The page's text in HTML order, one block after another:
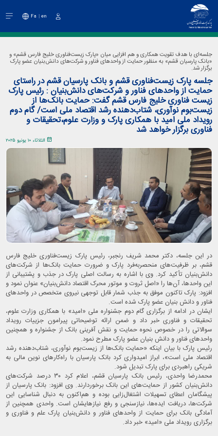
Fa en
جلسه‌ای با هدف تقویت همکاری و هم افزایی میان «پارک زیست‌فناوری خلیج فارس قشم» و
«بانک پارسیان قشم» به منظور حمایت از واحدهای فناور و شرکت‌های دانش‌بنیان عضو پارک
برگزار شد.
جلسه پارک زیست‌فناوری قشم و بانک پارسیان قشم در راستای
حمایت از واحدهای فناور و شرکت‌های دانش‌بنیان : رئیس پارک
زیست فناوری خلیج فارس قشم گفت: حمایت بانک‌ها از
زیست‌بوم نوآوری، شتاب‌دهنده رشد اقتصاد ملی است/ گام دوم
رویداد ملی امید با همکاری پارک و وزارت علوم،تحقیقات و
فناوری برگزار خواهد شد
الثلاثاء ١٠ يونيو ٢٠٢٥
در این جلسه، دکتر محمد شریف رنجبر، رئیس پارک زیست‌فناوری خلیج فارس
قشم، بر ظرفیت‌های منحصربه‌فرد پارک و ضرورت حمایت بانک‌ها از شرکت‌های
دانش‌بنیان تأکید کرد. وی با اشاره به رسالت اصلی پارک در جذب و پشتیبانی از
این واحدها، آن‌ها را «اصل ثروت و موتور محرک اقتصاد دانش‌بنیان» عنوان نمود و
افزود: پارک تاکنون موفق به جذب شمار قابل توجهی نیروی متخصص در واحدهای
فناور و دانش بنیان عضو پارک شده است.
ایشان در ادامه از برگزاری گام دوم جشنواره ملی «امید» با همکاری وزارت علوم،
تحقیقات و فناوری خبر داد و ضمن ارائه توضیحاتی پیرامون جزییات رویداد
سوالاتی را در خصوص نحوه حمایت و نقش آفرینی بانک از جشنواره و همچنین
واحدهای فناور و دانش بنیان عضو پارک مطرح نمود.
رئیس پارک با بیان اینکه «حمایت بانک‌ها از زیست‌بوم نوآوری، شتاب‌دهنده رشد
اقتصاد ملی است»، ابراز امیدواری کرد بانک پارسیان با راه‌کارهای نوین مالی به
شریکی راهبردی برای پارک تبدیل شود.
محمدرضا واحدی، رئیس بانک پارسیان قشم، اعلام کرد ۳۰ درصد شرکت‌های
دانش‌بنیان کشور از حمایت‌های این بانک برخوردارند. وی افزود: بانک پارسیان از
پیشگامان اعطای تسهیلات اشتغال‌زایی بوده و هم‌اکنون به دنبال شناسایی این
شرکت‌ها، دریافت ایده‌ها، نیازسنجی و رفع نیازهایشان است. واحدی همچنین از
آمادگی بانک برای حمایت از واحدهای فناور و دانش‌بنیان پارک علم و فناوری و
برگزاری رویداد ملی «امید» خبر داد.